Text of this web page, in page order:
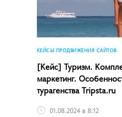
КЕЙСЫ ПРОДВИЖЕНИЯ САЙТОВ
[Кейс] Туризм.
маркетинг.
турагенства Tripsta.ru
01.08.2024 в 8:12